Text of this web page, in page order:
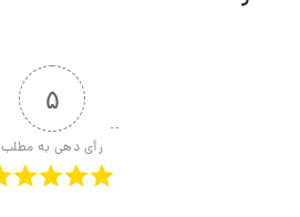
۵
رأی دهی به مطلب